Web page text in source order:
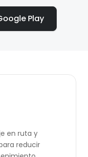
Play
en ruta y
reducir